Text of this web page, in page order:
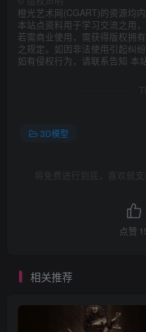
橙光艺术网(CGART)的资源均
本站点资料用于学习交流之用，
若需商业使用，需获得版权拥
之规定。如因非法使用引起纠
如有侵权行为，请联系告知 本
3D模型
将免费进行到底，喜欢就
点赞
相关推荐